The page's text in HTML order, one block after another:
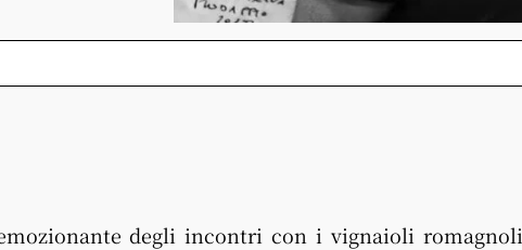
degli incontri con i vignaioli romagnoli